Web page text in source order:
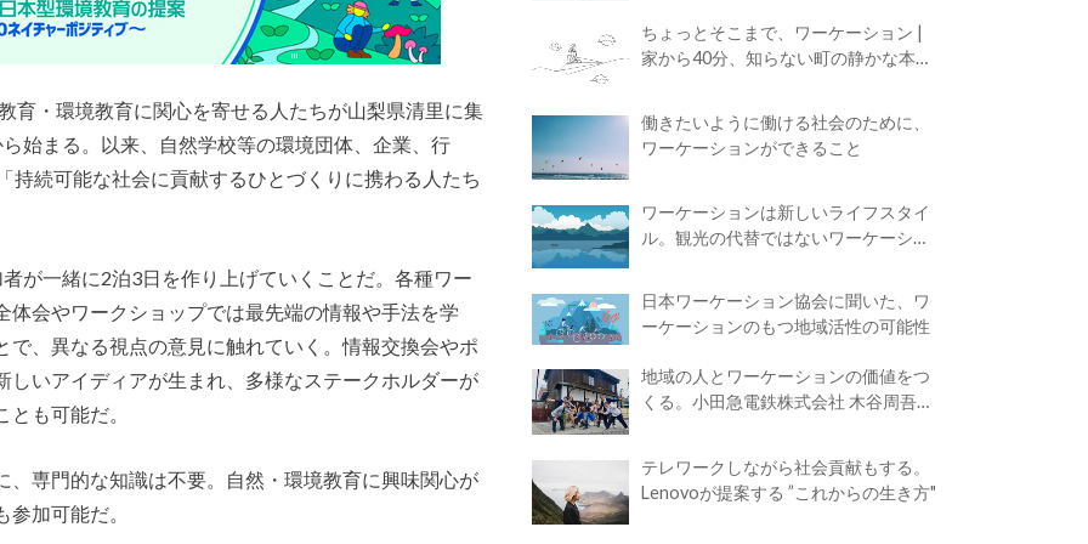
育・環境教育に関心を寄せる人たちが山梨県清里に集
始まる。以来、自然学校等の環境団体、企業、行
続可能な社会に貢献するひとづくりに携わる人たち
が一緒に2泊3日を作り上げていくことだ。各種ワー
会やワークショップでは最先端の情報や手法を学
、異なる視点の意見に触れていく。情報交換会やポ
いアイディアが生まれ、多様なステークホルダーが
も可能だ。
専門的な知識は不要。自然・環境教育に興味関心が
加可能だ。
ちょっとそこまで、ワーケーション |
家から40分、知らない町の静かな本屋
働きたいように働ける社会のために、
ワーケーションができること
ワーケーションは新しいライフスタイ
ル。観光の代替ではないワーケーショ
日本ワーケーション協会に聞いた、ワ
ーケーションのもつ地域活性の可能性
地域の人とワーケーションの価値をつ
くる。小田急電鉄株式会社 木谷周吾さ
テレワークしながら社会貢献もする。
Lenovoが提案する ”これからの生き方"